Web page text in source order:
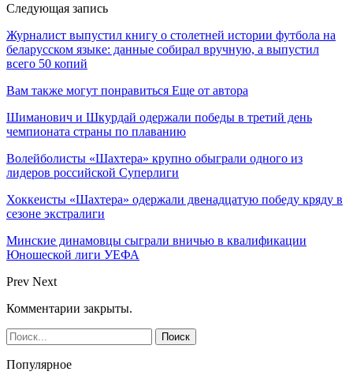
Следующая запись
Журналист выпустил книгу о столетней истории футбола на
беларусском языке: данные собирал вручную, а выпустил
всего 50 копий
Вам также могут понравиться Еще от автора
Шиманович и Шкурдай одержали победы в третий день
чемпионата страны по плаванию
Волейболисты «Шахтера» крупно обыграли одного из
лидеров российской Суперлиги
Хоккеисты «Шахтера» одержали двенадцатую победу кряду в
сезоне экстралиги
Минские динамовцы сыграли вничью в квалификации
Юношеской лиги УЕФА
Prev Next
Комментарии закрыты.
Популярное